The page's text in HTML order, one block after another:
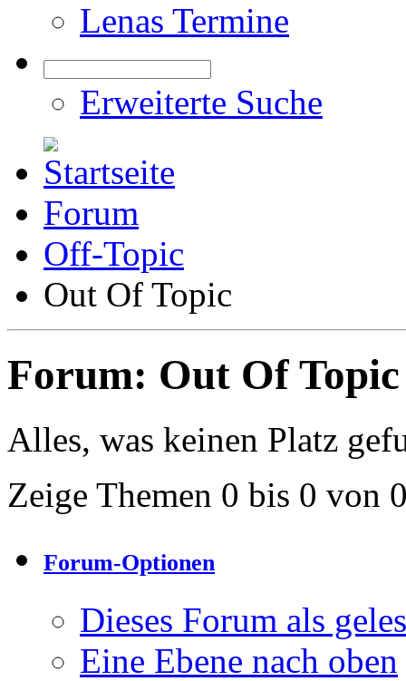
Lenas Termine
Erweiterte Suche
Forum
Off-Topic
Out Of Topic
Forum: Out Of Topic
Alles, was keinen Platz
Zeige Themen 0 bis 0 von
Forum-Optionen
Dieses Forum als
Eine Ebene nach oben